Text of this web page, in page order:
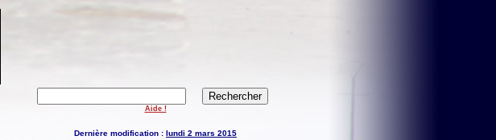
Aide !
Dernière modification : lundi 2 mars 2015